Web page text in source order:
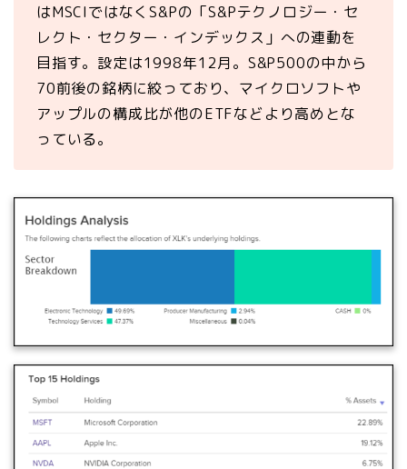
はMSCIではなくS&Pの「S&Pテクノロジー・セ
レクト・セクター・インデックス」への連動を
目指す。設定は1998年12月。S&P500の中から
70前後の銘柄に絞っており、マイクロソフトや
アップルの構成比が他のETFなどより高めとな
っている。